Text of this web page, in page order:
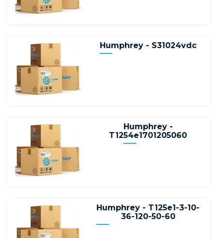
Humphrey - S31024vdc
Humphrey -
T1254e1701205060
Humphrey - T125e1-3-10-
36-120-50-60